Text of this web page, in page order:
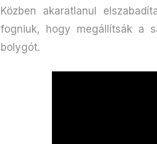
Közben akaratlanul
fogniuk, hogy megállítsák a
bolygót.